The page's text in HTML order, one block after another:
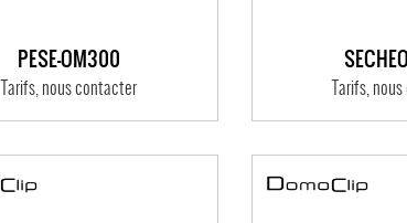
PÈSE-OM300
Tarifs, nous contacter Tarifs,